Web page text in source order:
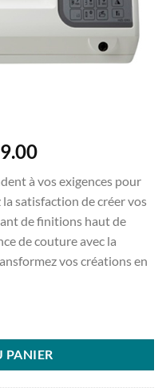
Le
actuel
est :
CHF1,699.00.
à vos exigences pour
satisfaction de créer vos
de finitions haut de
de couture avec la
vos créations en
PANIER